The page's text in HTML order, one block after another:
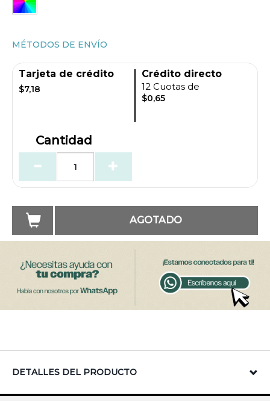
MÉTODOS DE ENVÍO
Tarjeta de crédito
$7,18
Crédito directo
12 Cuotas de
$0,65
Cantidad
AGOTADO
DETALLES DEL PRODUCTO